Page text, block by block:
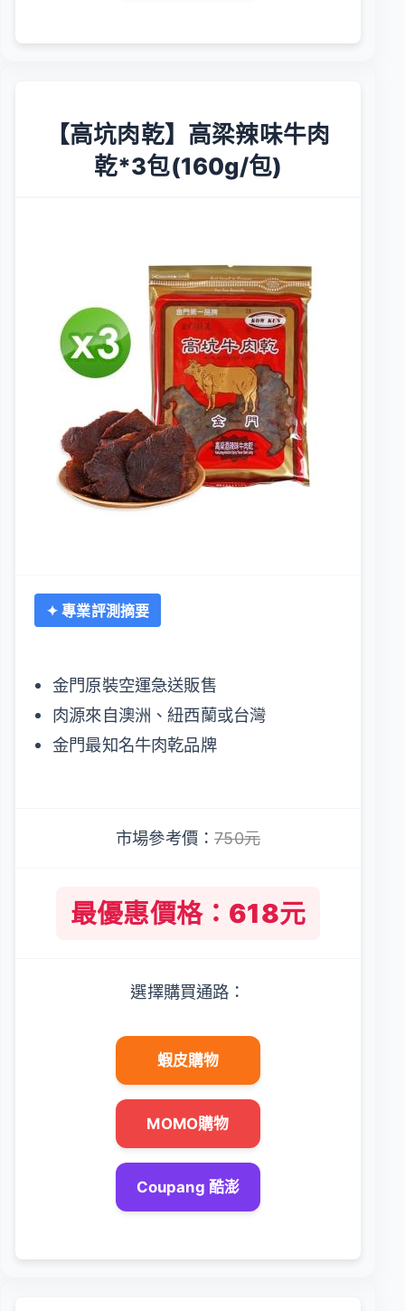
【高坑肉乾】高梁辣味牛肉
乾*3包(160g/包)
✦ 專業評測摘要
金門原裝空運急送販售
肉源來自澳洲、紐西蘭或台灣
金門最知名牛肉乾品牌
市場參考價：750元
最優惠價格：618元
選擇購買通路：
蝦皮購物
MOMO購物
Coupang 酷澎